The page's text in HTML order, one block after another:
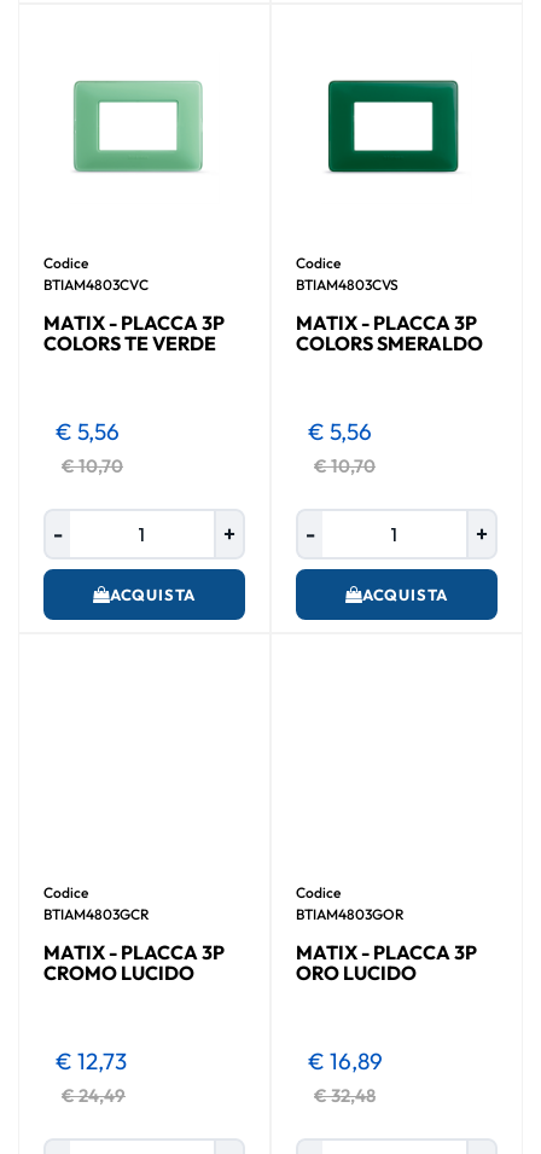
Codice
BTIAM4803CVC
MATIX - PLACCA 3P
COLORS TE VERDE
€ 10,70
€ 5,56
ACQUISTA
Codice
BTIAM4803CVS
MATIX - PLACCA 3P
COLORS SMERALDO
€ 10,70
€ 5,56
ACQUISTA
Codice
BTIAM4803GCR
MATIX - PLACCA 3P
CROMO LUCIDO
€ 24,49
€ 12,73
Codice
BTIAM4803GOR
MATIX - PLACCA 3P
ORO LUCIDO
€ 32,48
€ 16,89